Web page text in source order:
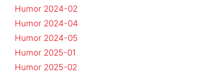
Humor 2024-02
Humor 2024-04
Humor 2024-05
Humor 2025-01
Humor 2025-02